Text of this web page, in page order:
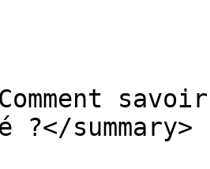
?</summary>